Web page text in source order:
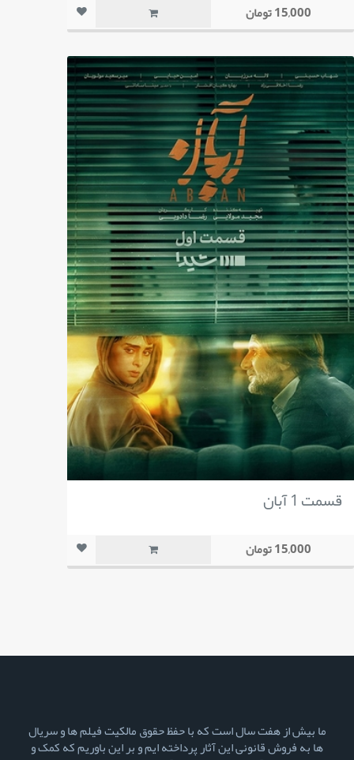
15,000 تومان
قسمت 1 آبان
15,000 تومان
ما بیش از هفت سال است که با حفظ حقوق مالکیت فیلم ها و سریال
ها به فروش قانونی این آثار پرداخته ایم و بر این باوریم که کمک و